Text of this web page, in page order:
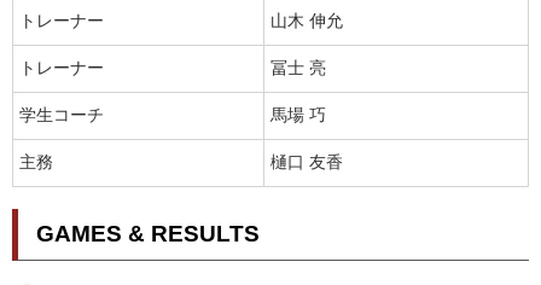
トレーナー 山木 伸允
トレーナー 冨士 亮
学生コーチ 馬場 巧
主務 樋口 友香
GAMES & RESULTS